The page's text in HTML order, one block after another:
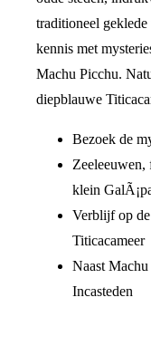
traditioneel geklede
kennis met
Machu Picchu.
diepblauwe
Bezoek de
Zeeleeuwen,
klein
Verblijf op
Titicacameer
Naast
Incasteden